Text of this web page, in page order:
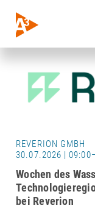
REVERION GMBH
30.07.2026 |
Wochen des
bei Reverion